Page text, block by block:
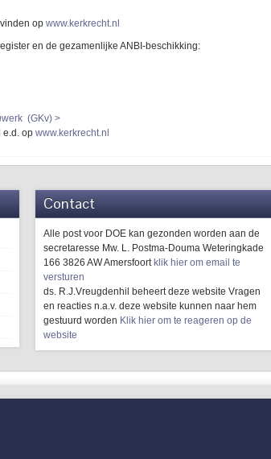
op www.kerkrecht.nl
en de gezamenlijke ANBI-beschikking:
werk (GKv) >
e.d. op www.kerkrecht.nl
Contact
Alle post voor DOE kan gezonden worden aan de
secretaresse Mw. L. Postma-Douma Weteringkade
166 3826 AW Amersfoort klik hier om email te
versturen
ds. R.J.Vreugdenhil beheert deze website Vragen
en reacties n.a.v. deze website kunnen naar hem
gestuurd worden Klik hier om te reageren op de
website